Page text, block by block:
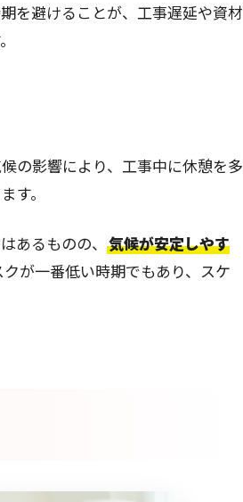
を避けることが、工事遅延や資材
の影響により、工事中に休憩を多
す。
あるものの、 気候が安定しやす
が一番低い時期でもあり、スケ